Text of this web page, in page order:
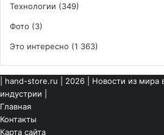
Технологии (349)
Фото (3)
Это интересно (1 363)
hand-store.ru | 2026 | Новости из мира
индустрии |
Главная
Контакты
Карта сайта